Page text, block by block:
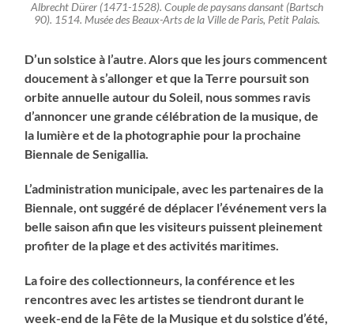
Albrecht Dürer (1471-1528). Couple de paysans dansant (Bartsch
90). 1514. Musée des Beaux-Arts de la Ville de Paris, Petit Palais.
D’un solstice à l’autre.Alors que les jours commencent
doucement à s’allonger et que la Terre poursuit son
orbite annuelle autour du Soleil, nous sommes ravis
d’annoncer une grande célébration de la musique, de
la lumière et de la photographie pour la prochaine
Biennale de Senigallia.
L’administration municipale, avec les partenaires de la
Biennale, ont suggéré de déplacer l’événement vers la
belle saison afin que les visiteurs puissent pleinement
profiter de la plage et des activités maritimes.
La foire des collectionneurs, la conférence et les
rencontres avec les artistes se tiendront durant le
week-end de la Fête de la Musique et du solstice d’été,